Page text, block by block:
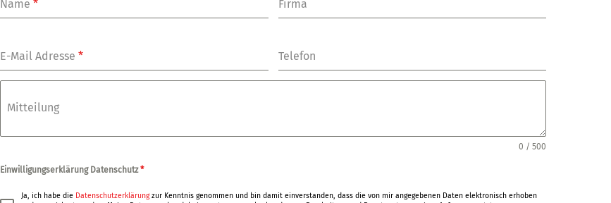
Name* Firma
E-Mail Adresse* Telefon
Mitteilung
0 / 500
Einwilligungserklärung Datenschutz*
Ja, ich habe die Datenschutzerklärungzur Kenntnis genommen und bin damit einverstanden, dass die von mir angegebenen Daten elektronisch erhoben